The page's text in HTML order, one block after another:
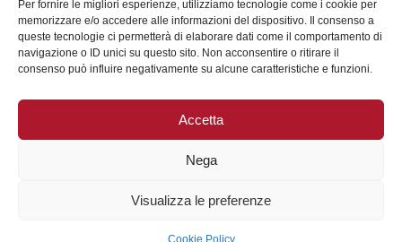
Per fornire le migliori esperienze, utilizziamo tecnologie come i cookie per
memorizzare e/o accedere alle informazioni del dispositivo. Il consenso a
queste tecnologie ci permetterà di elaborare dati come il comportamento di
navigazione o ID unici su questo sito. Non acconsentire o ritirare il
consenso può influire negativamente su alcune caratteristiche e funzioni.
Accetta
Nega
Visualizza le preferenze
Cookie Policy
italiani.
Concessione contributo MASAF DM n. 0311719 del
15/06/2023
Concessione contributo MASAF, DM n. 0016662 del
15/01/2025 (CUP J88H24002560007)
© 2025 Copyright - TurismoDOP